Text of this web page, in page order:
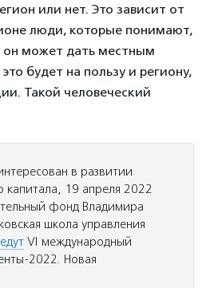
или нет. Это зависит от
люди, которые понимают,
он может дать местным
будет на пользу и региону,
Такой человеческий
в развитии
капитала, 19 апреля 2022
фонд Владимира
школа управления
VI международный
2022. Новая